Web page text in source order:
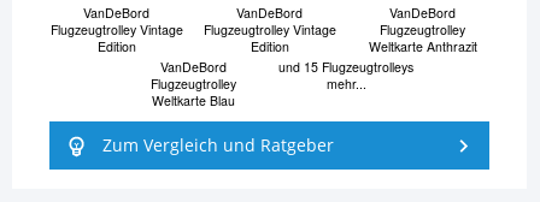
VanDeBord
Flugzeugtrolley Vintage
Edition
VanDeBord
Flugzeugtrolley Vintage
Edition
VanDeBord
Flugzeugtrolley
Weltkarte Anthrazit
VanDeBord
Flugzeugtrolley
Weltkarte Blau
und 15 Flugzeugtrolleys
mehr...
Zum Vergleich und Ratgeber